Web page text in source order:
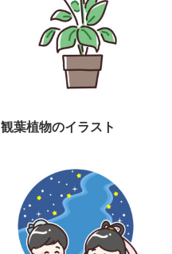
観葉植物のイラスト